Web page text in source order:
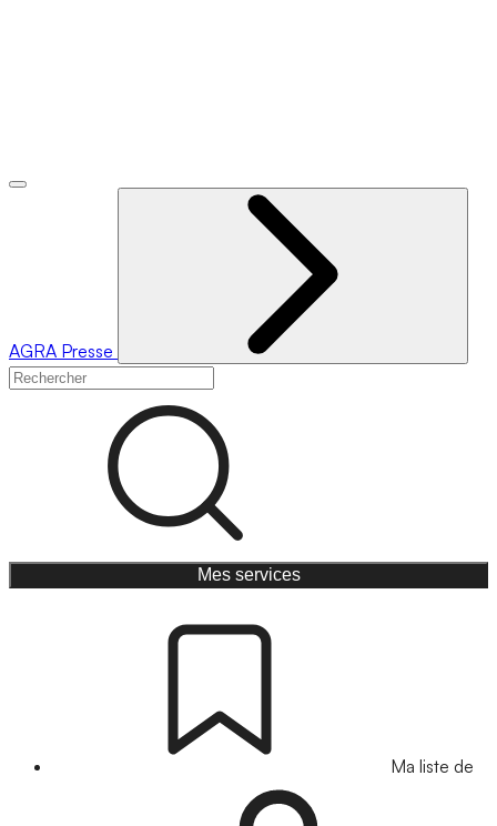
AGRA Presse
Mes services
Ma liste de